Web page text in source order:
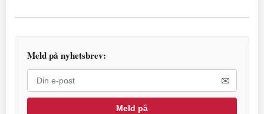
Meld på nyhetsbrev:
✉
Meld på